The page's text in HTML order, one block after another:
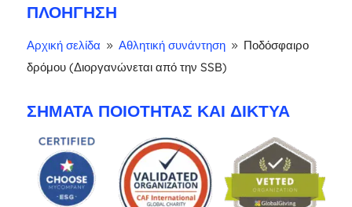
ΠΛΟΉΓΗΣΗ
Αρχική σελίδα 9 Αθλητική συνάντηση 9 Ποδόσφαιρο
δρόμου (Διοργανώνεται από την SSB)
ΣΉΜΑΤΑ ΠΟΙΌΤΗΤΑΣ ΚΑΙ ΔΊΚΤΥΑ